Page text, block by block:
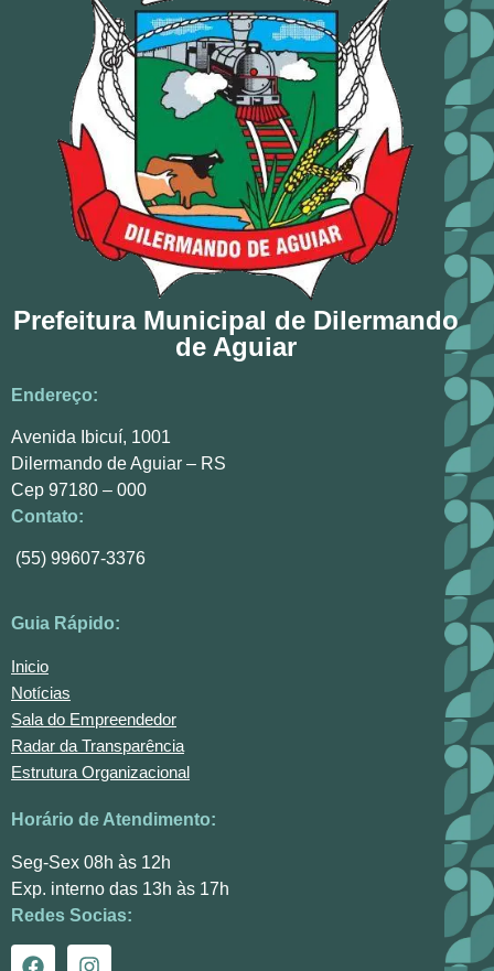
Prefeitura Municipal de Dilermando
de Aguiar
Endereço:
Avenida Ibicuí, 1001
Dilermando de Aguiar – RS
Cep 97180 – 000
Contato:
(55) 99607-3376
Guia Rápido:
Inicio
Notícias
Sala do Empreendedor
Radar da Transparência
Estrutura Organizacional
Horário de Atendimento:
Seg-Sex 08h às 12h
Exp. interno das 13h às 17h
Redes Socias: